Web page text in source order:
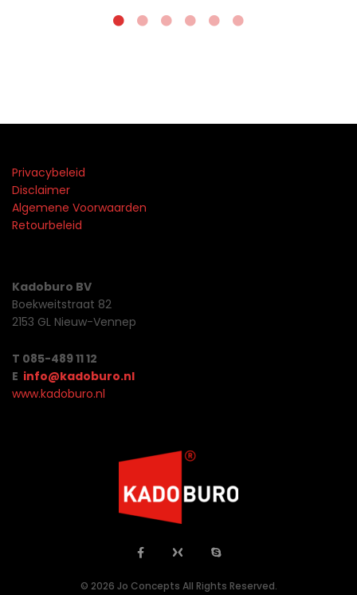
Privacybeleid
Disclaimer
Algemene Voorwaarden
Retourbeleid
Kadoburo BV
Boekweitstraat 82
2153 GL Nieuw-Vennep
T 085-489 11 12
E info@kadoburo.nl
www.kadoburo.nl
© 2026 Jo Concepts All Rights Reserved.